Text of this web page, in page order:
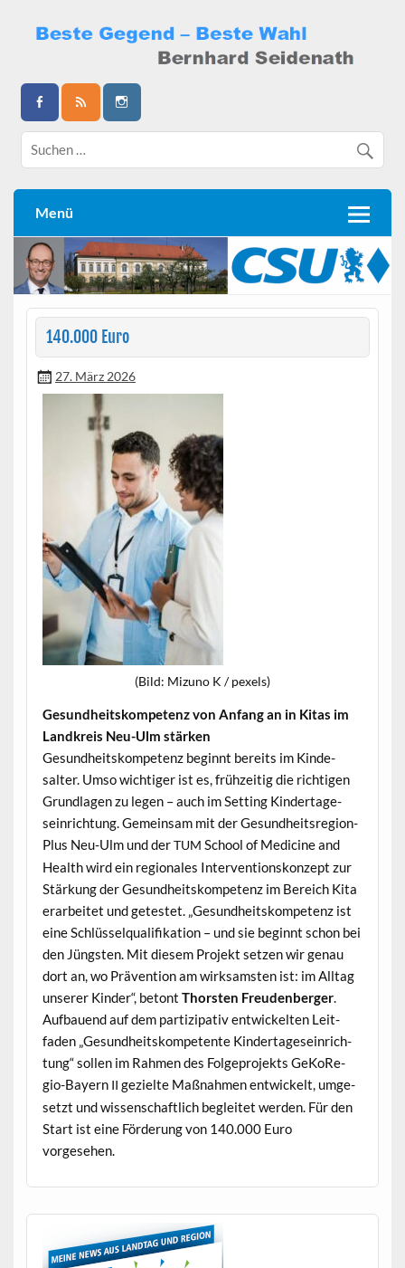
content
Bernhard Seidenath
Menü
140.000 Euro
27. März 2026
(Bild: Mizuno K / pexels)
Gesund­heit­skom­pe­tenz von Anfang an in Kitas im
Land­kreis Neu-Ulm stärken
Gesund­heit­skom­pe­tenz begin­nt bere­its im Kinde­
salter. Umso wichtiger ist es, frühzeit­ig die richti­gen
Grund­la­gen zu leg­en – auch im Set­ting Kindertage­
sein­rich­tung. Gemein­sam mit der Gesund­heit­sre­gion­
Plus Neu-Ulm und derTUM School of Med­i­cine and
Health wird ein regionales Inter­ven­tion­skonzept zur
Stärkung der Gesund­heit­skom­pe­tenz im Bere­ich Kita
erar­beit­et und getestet. „Gesund­heit­skom­pe­tenz ist
eine Schlüs­selqual­i­fika­tion – und sie begin­nt schon bei
den Jüng­sten. Mit diesem Pro­jekt set­zen wir genau
dort an, wo Präven­tion am wirk­sam­sten ist: im All­t­ag
unser­er Kinder“, betont Thorsten Freuden­berg­er.
Auf­bauend auf dem par­tizipa­tiv entwick­el­ten Leit­
faden „Gesund­heit­skom­pe­tente Kindertage­sein­rich­
tung“ sollen im Rah­men des Fol­ge­pro­jek­ts GeKo­Re­
gio-Bay­ern II gezielte Maß­nah­men entwick­elt, umge­
set­zt und wis­senschaftlich begleit­et wer­den. Für den
Start ist eine Förderung von 140.000 Euro
vorgesehen.